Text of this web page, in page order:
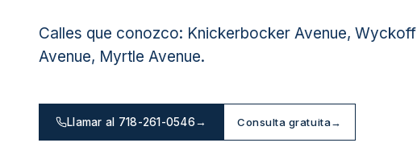
Calles que conozco: Knickerbocker Avenue, Wyckoff
Avenue, Myrtle Avenue.
Llamar al 718-261-0546→ Consulta gratuita→